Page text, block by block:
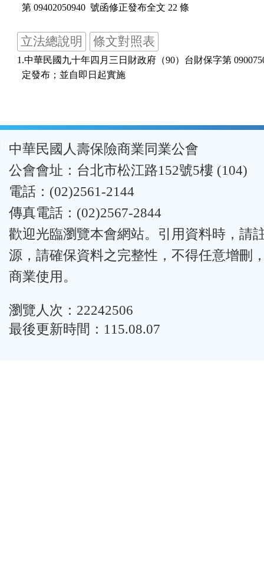
立法總說明 條文對照表
1.中華民國九十年四月三日財政府（90）台財保字第
:::中華民國人壽保險商業同業公會
公會會址：台北市松江路152號5樓 (104)
電話：(02)2561-2144
傳真電話：(02)2567-2844
歡迎光臨瀏覽本會網站。引用資料時，請
源，請確保資料之完整性，不得任意增刪
商業使用。
瀏覽人次：22242506
最後更新時間：115.08.07